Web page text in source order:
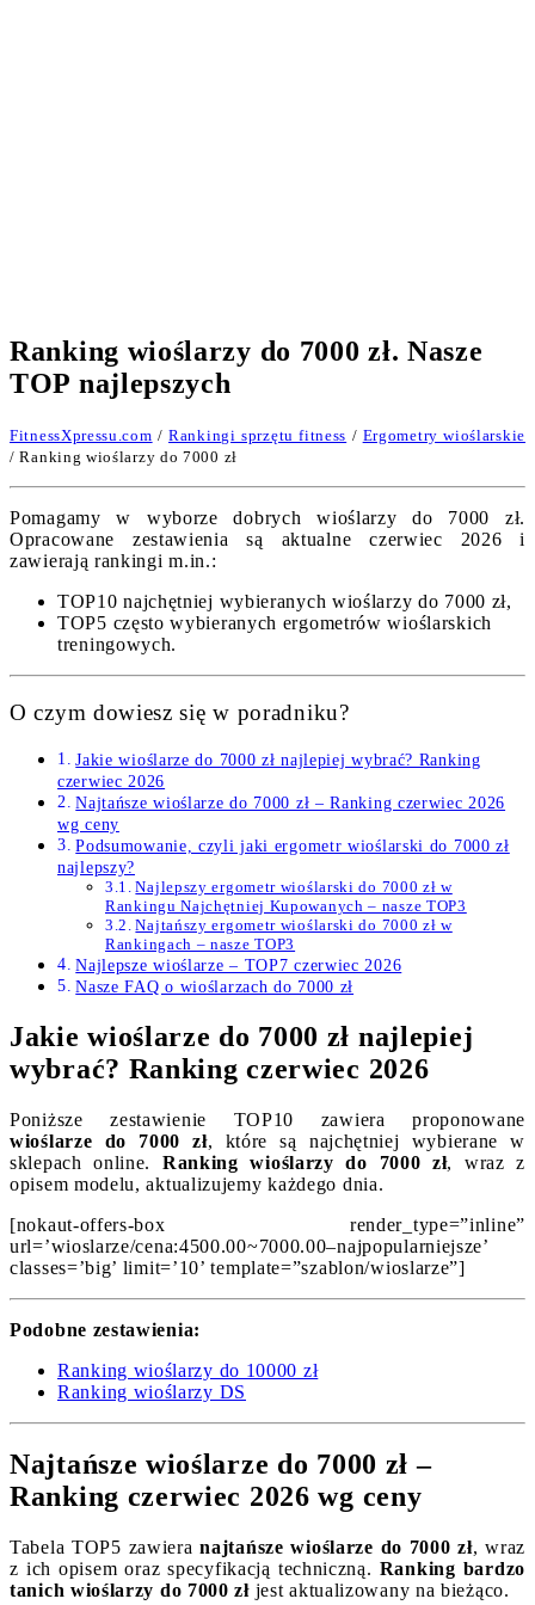
Ranking wioślarzy do 7000 zł. Nasze
TOP najlepszych
FitnessXpressu.com /Rankingi sprzętu fitness / Ergometry wioślarskie
/ Ranking wioślarzy do 7000 zł
Pomagamy w wyborze dobrych wioślarzy do 7000 zł.
Opracowane zestawienia są aktualne czerwiec 2026 i
zawierają rankingi m.in.:
TOP10 najchętniej wybieranych wioślarzy do 7000 zł,
TOP5 często wybieranych ergometrów wioślarskich
treningowych.
O czym dowiesz się w poradniku?
Jakie wioślarze do 7000 zł najlepiej wybrać? Ranking
czerwiec 2026
Najtańsze wioślarze do 7000 zł – Ranking czerwiec 2026
wg ceny
Podsumowanie, czyli jaki ergometr wioślarski do 7000 zł
najlepszy?
Najlepszy ergometr wioślarski do 7000 zł w
Rankingu Najchętniej Kupowanych – nasze TOP3
Najtańszy ergometr wioślarski do 7000 zł w
Rankingach – nasze TOP3
Najlepsze wioślarze – TOP7 czerwiec 2026
Nasze FAQ o wioślarzach do 7000 zł
Jakie wioślarze do 7000 zł najlepiej
wybrać? Ranking czerwiec 2026
Poniższe zestawienie TOP10 zawiera proponowane
wioślarze do 7000 zł, które są najchętniej wybierane w
sklepach online. Ranking wioślarzy do 7000 zł, wraz z
opisem modelu, aktualizujemy każdego dnia.
[nokaut-offers-box render_type=”inline”
url=’wioslarze/cena:4500.00~7000.00–najpopularniejsze’
classes=’big’ limit=’10’ template=”szablon/wioslarze”]
Podobne zestawienia:
Ranking wioślarzy do 10000 zł
Ranking wioślarzy DS
Najtańsze wioślarze do 7000 zł –
Ranking czerwiec 2026 wg ceny
Tabela TOP5 zawieranajtańsze wioślarze do 7000 zł, wraz
z ich opisem oraz specyfikacją techniczną. Ranking bardzo
tanich wioślarzy do 7000 złjest aktualizowany na bieżąco.